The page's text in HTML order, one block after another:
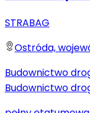
STRABAG
Ostróda,
Budownictwo
Budownictwo